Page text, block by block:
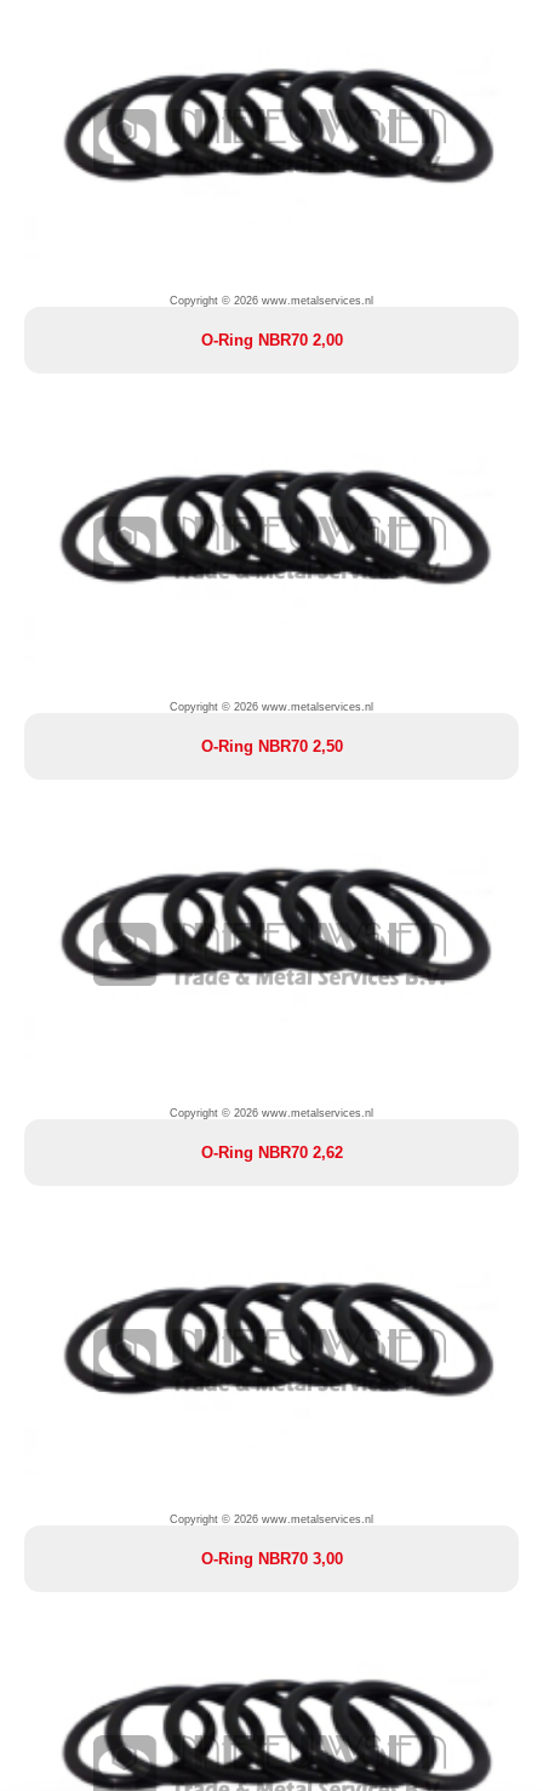
Copyright © 2026 www.metalservices.nl
O-Ring NBR70 2,00
Copyright © 2026 www.metalservices.nl
O-Ring NBR70 2,50
Copyright © 2026 www.metalservices.nl
O-Ring NBR70 2,62
Copyright © 2026 www.metalservices.nl
O-Ring NBR70 3,00